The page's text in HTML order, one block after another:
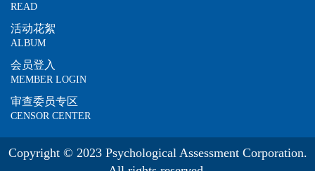
READ
活动花絮
ALBUM
会员登入
MEMBER LOGIN
审查委员专区
CENSOR CENTER
Copyright © 2023 Psychological Assessment Corporation.